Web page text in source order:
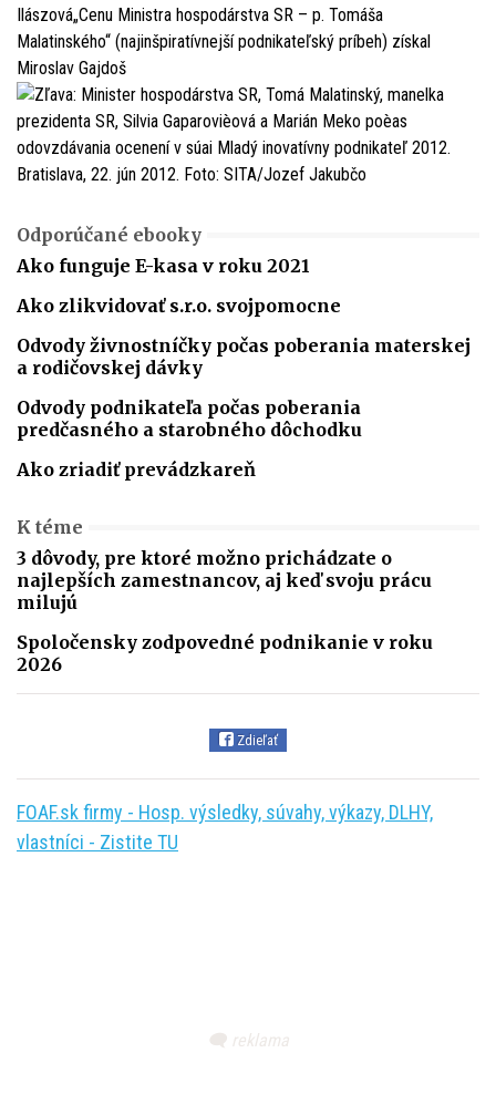
Ilászová„Cenu Ministra hospodárstva SR – p. Tomáša
Malatinského“ (najinšpiratívnejší podnikateľský príbeh) získal
Miroslav Gajdoš
Odporúčané ebooky
Ako funguje E-kasa v roku 2021
Ako zlikvidovať s.r.o. svojpomocne
Odvody živnostníčky počas poberania materskej
a rodičovskej dávky
Odvody podnikateľa počas poberania
predčasného a starobného dôchodku
Ako zriadiť prevádzkareň
K téme
3 dôvody, pre ktoré možno prichádzate o
najlepších zamestnancov, aj keď svoju prácu
milujú
Spoločensky zodpovedné podnikanie v roku
2026
Zdieľať
FOAF.sk firmy - Hosp. výsledky, súvahy, výkazy, DLHY,
vlastníci - Zistite TU